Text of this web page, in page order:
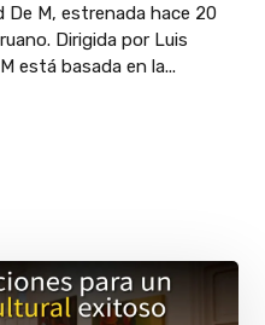
De M, estrenada hace 20
Dirigida por Luis
está basada en la...